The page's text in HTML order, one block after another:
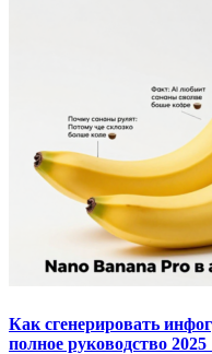
Как сгенерировать
полное руководство 2025